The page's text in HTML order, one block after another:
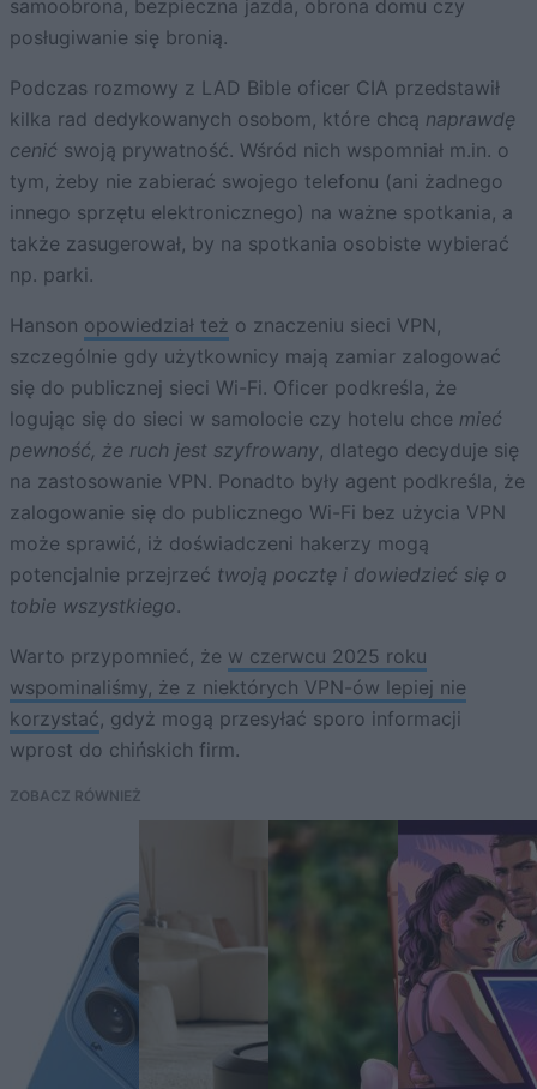
samoobrona, bezpieczna jazda, obrona domu czy
posługiwanie się bronią.
Podczas rozmowy z LAD Bible oficer CIA przedstawił
kilka rad dedykowanych osobom, które chcą naprawdę
cenić swoją prywatność. Wśród nich wspomniał m.in. o
tym, żeby nie zabierać swojego telefonu (ani żadnego
innego sprzętu elektronicznego) na ważne spotkania, a
także zasugerował, by na spotkania osobiste wybierać
np. parki.
Hanson opowiedział też o znaczeniu sieci VPN,
szczególnie gdy użytkownicy mają zamiar zalogować
się do publicznej sieci Wi-Fi. Oficer podkreśla, że
logując się do sieci w samolocie czy hotelu chce mieć
pewność, że ruch jest szyfrowany, dlatego decyduje się
na zastosowanie VPN. Ponadto były agent podkreśla, że
zalogowanie się do publicznego Wi-Fi bez użycia VPN
może sprawić, iż doświadczeni hakerzy mogą
potencjalnie przejrzeć twoją pocztę i dowiedzieć się o
tobie wszystkiego.
Warto przypomnieć, że w czerwcu 2025 roku
wspominaliśmy, że z niektórych VPN-ów lepiej nie
korzystać, gdyż mogą przesyłać sporo informacji
wprost do chińskich firm.
ZOBACZ RÓWNIEŻ